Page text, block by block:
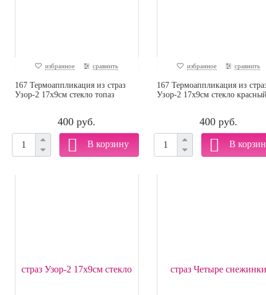
избранное сравнить
167 Термоаппликация из страз
Узор-2 17х9см стекло топаз
400 руб.
избранное сравнить
167 Термоаппликация из
Узор-2 17х9см стекло
400 руб.